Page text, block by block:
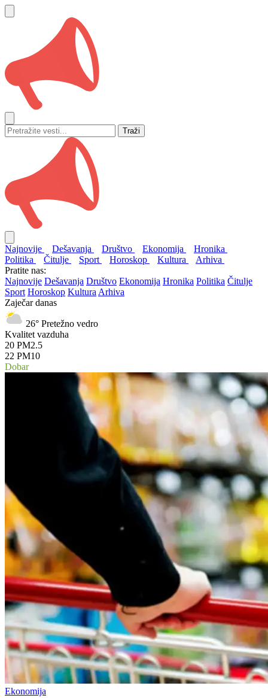
Traži
Najnovije Dešavanja Društvo Ekonomija
Hronika
Politika
Čitulje Sport Horoskop Kultura
Arhiva
Pratite nas:
Najnovije Dešavanja Društvo Ekonomija Hronika Politika Čitulje
Sport Horoskop Kultura Arhiva
Zaječar danas
26° Pretežno vedro
Kvalitet vazduha
20 PM2.5
22 PM10
Dobar
Ekonomija